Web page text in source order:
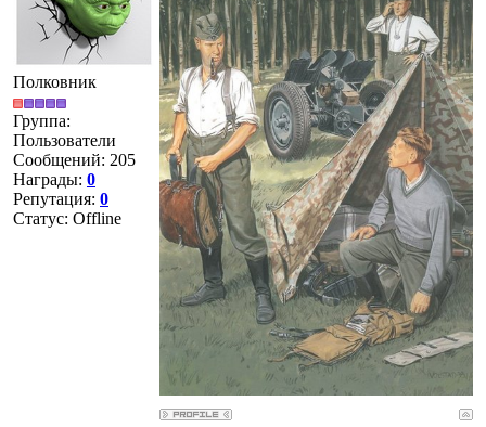
Полковник
Группа:
Пользователи
Сообщений: 205
Награды: 0
Репутация: 0
Статус: Offline